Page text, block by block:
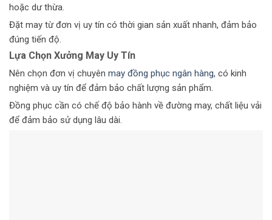
hoặc dư thừa.
Đặt may từ đơn vị uy tín có thời gian sản xuất nhanh, đảm bảo
đúng tiến độ.
Lựa Chọn Xưởng May Uy Tín
Nên chọn đơn vị chuyên may đồng phục ngân hàng, có kinh
nghiệm và uy tín để đảm bảo chất lượng sản phẩm.
Đồng phục cần có chế độ bảo hành về đường may, chất liệu vải
để đảm bảo sử dụng lâu dài.